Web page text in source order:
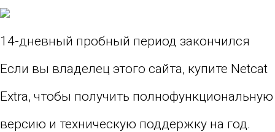
14-дневный пробный период закончился
Если вы владелец этого сайта, купите Netcat
Extra, чтобы получить полнофункциональную
версию и техническую поддержку на год.